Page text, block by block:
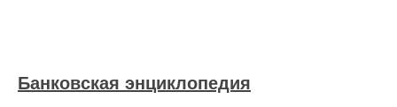
Банковская энциклопедия